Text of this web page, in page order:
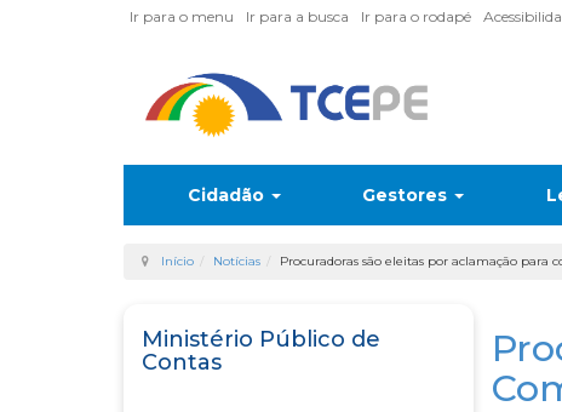
Ir para o menu Ir para a busca Ir para o rodapé
Cidadão Gestores
Início Notícias Procuradoras são eleitas por aclamação para
Ministério Público de
Contas